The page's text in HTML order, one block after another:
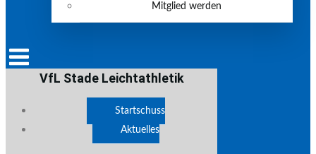
Mitglied werden
VfL Stade Leichtathletik
Startschuss
Aktuelles